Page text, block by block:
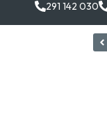
291 142 030